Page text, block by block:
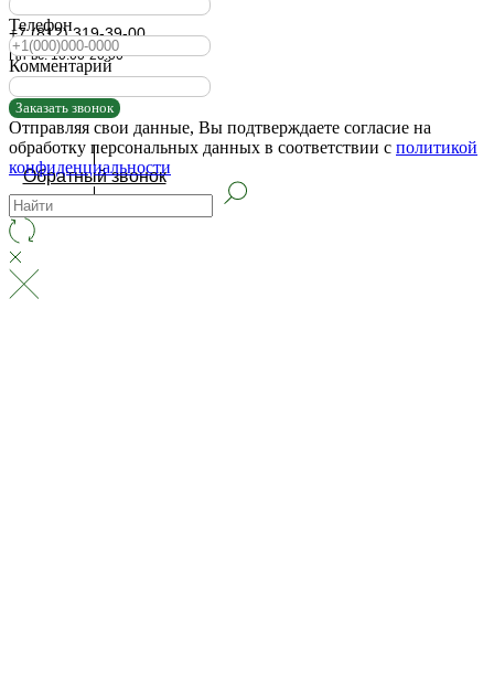
+7 (812) 319-39-00
Пн-вс: 10:00-20:00
Обратный звонок
Телефон
Комментарий
Заказать звонок
Отправляя свои данные, Вы подтверждаете согласие на
обработку персональных данных в соответствии с политикой
конфиденциальности